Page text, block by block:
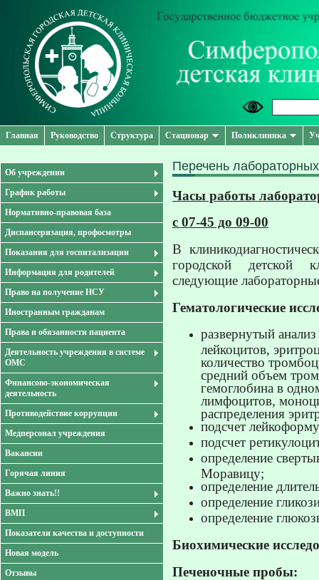
Главная Руководство Структура Стационар Поликлиника
Об учреждении
График работы
Нормативно-правовая база
Диспансеризация, профосмотры
Показания для госпитализации
Информация для родителей
Право на получение НСУ
Иностранным гражданам
Права и обязанности пациента
Деятельность учреждения в системе
ОМС
Финансово-экономическая
деятельность
Противодействие коррупции
Медперсонал учреждения
Вакансии
Горячая линия
Важно знать!!
ВМП
Показатели качества и доступности
Новая модель
Отзывы
Перечень
Часы работы
с 07-45 до 09-00
В
городской детской
следующие
Гематологические
развернутый
лейкоцитов,
количество
средний объем
гемоглобина в
лимфоцитов,
распределения
подсчет
подсчет
определение
Моравицу;
определение
определение
определение
Биохимические
Печеночные пробы: